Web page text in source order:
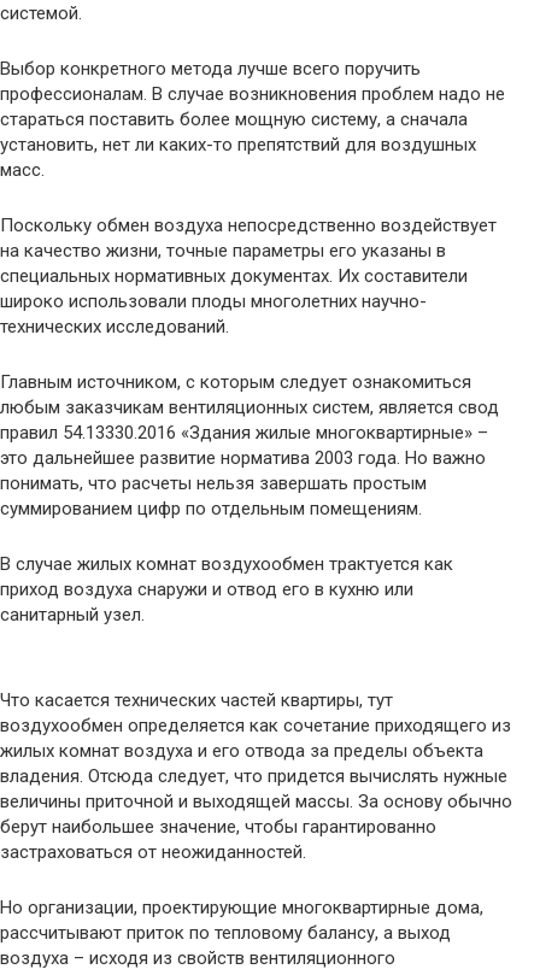
системой.
Выбор конкретного метода лучше всего поручить
профессионалам. В случае возникновения проблем надо не
стараться поставить более мощную систему, а сначала
установить, нет ли каких-то препятствий для воздушных
масс.
Поскольку обмен воздуха непосредственно воздействует
на качество жизни, точные параметры его указаны в
специальных нормативных документах. Их составители
широко использовали плоды многолетних научно-
технических исследований.
Главным источником, с которым следует ознакомиться
любым заказчикам вентиляционных систем, является свод
правил 54.13330.2016 «Здания жилые многоквартирные» –
это дальнейшее развитие норматива 2003 года. Но важно
понимать, что расчеты нельзя завершать простым
суммированием цифр по отдельным помещениям.
В случае жилых комнат воздухообмен трактуется как
приход воздуха снаружи и отвод его в кухню или
санитарный узел.
Что касается технических частей квартиры, тут
воздухообмен определяется как сочетание приходящего из
жилых комнат воздуха и его отвода за пределы объекта
владения. Отсюда следует, что придется вычислять нужные
величины приточной и выходящей массы. За основу обычно
берут наибольшее значение, чтобы гарантированно
застраховаться от неожиданностей.
Но организации, проектирующие многоквартирные дома,
рассчитывают приток по тепловому балансу, а выход
воздуха – исходя из свойств вентиляционного